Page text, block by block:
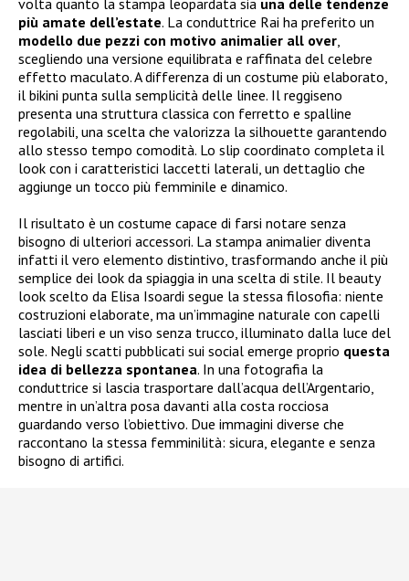
più amate dell’estate. La conduttrice Rai ha preferito un
modello due pezzi con motivo animalier all over
scegliendo una versione equilibrata e raffinata del celebre
effetto maculato. A differenza di un costume più elaborato,
il bikini punta sulla semplicità delle linee. Il reggiseno
presenta una struttura classica con ferretto e spalline
regolabili, una scelta che valorizza la silhouette garantendo
allo stesso tempo comodità. Lo slip coordinato completa il
look con i caratteristici laccetti laterali, un dettaglio che
aggiunge un tocco più femminile e dinamico.
Il risultato è un costume capace di farsi notare senza
bisogno di ulteriori accessori. La stampa animalier diventa
infatti il vero elemento distintivo, trasformando anche il più
semplice dei look da spiaggia in una scelta di stile. Il beauty
look scelto da Elisa Isoardi segue la stessa filosofia: niente
costruzioni elaborate, ma un’immagine naturale con capelli
lasciati liberi e un viso senza trucco, illuminato dalla luce del
sole. Negli scatti pubblicati sui social emerge proprio questa
idea di bellezza spontanea. In una fotografia la
conduttrice si lascia trasportare dall’acqua dell’Argentario,
mentre in un’altra posa davanti alla costa rocciosa
guardando verso l’obiettivo. Due immagini diverse che
raccontano la stessa femminilità: sicura, elegante e senza
bisogno di artifici.